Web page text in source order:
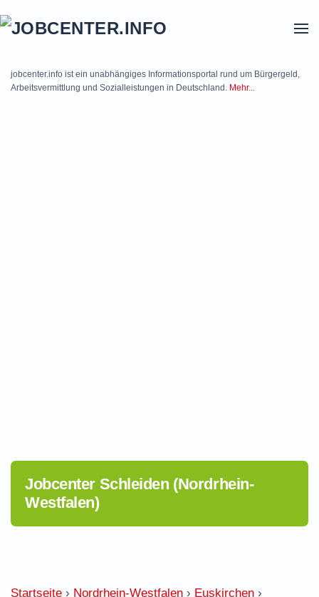
jobcenter.info ist ein unabhängiges Informationsportal rund um Bürgergeld,
Arbeitsvermittlung und Sozialleistungen in Deutschland. Mehr...
Jobcenter Schleiden (Nordrhein-
Westfalen)
Startseite › Nordrhein-Westfalen › Euskirchen ›